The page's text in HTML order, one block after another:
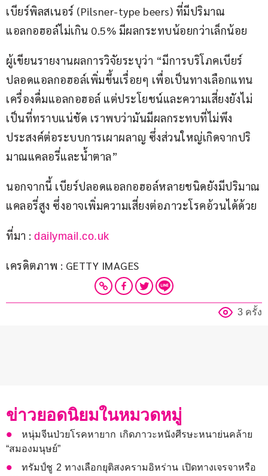
เบียร์พิลสเนอร์ (Pilsner-type beers) ที่มีปริมาณ
แอลกอฮอล์ไม่เกิน 0.5% มีผลกระทบน้อยกว่าเล็กน้อย
ผู้เขียนรายงานผลการวิจัยระบุว่า “มีการบริโภคเบียร์
ปลอดแอลกอฮอล์เพิ่มขึ้นเรื่อยๆ เพื่อเป็นทางเลือกแทน
เครื่องดื่มแอลกอฮอล์ แต่ประโยชน์และความเสี่ยงยังไม่
เป็นที่ทราบแน่ชัด เราพบว่ามันมีผลกระทบที่ไม่พึง
ประสงค์ต่อระบบการเผาผลาญ ซึ่งส่วนใหญ่เกิดจากปริ
มาณแคลอรี่และน้ำตาล”
นอกจากนี้ เบียร์ปลอดแอลกอฮอล์หลายชนิดยังมีปริมาณ
แคลอรี่สูง ซึ่งอาจเพิ่มความเสี่ยงต่อภาวะโรคอ้วนได้ด้วย
ที่มา : dailymail.co.uk
เครดิตภาพ : GETTY IMAGES
3 ครั้ง
ข่าวยอดนิยมในหมวดหมู่
หนุ่มจีนป่วยโรคหายาก เกิดภาวะหนังศีรษะหนาย่นคล้าย
“สมองมนุษย์”
ทรัมป์ชู 2 ทางเลือกยุติสงครามอิหร่าน เปิดทางเจรจาหรือ